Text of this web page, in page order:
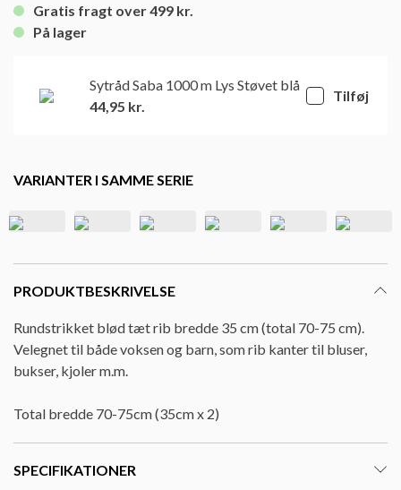
Gratis fragt over 499 kr.
På lager
Sytråd Saba 1000 m Lys Støvet blå
44,95 kr.
Tilføj
VARIANTER I SAMME SERIE
PRODUKTBESKRIVELSE
Rundstrikket blød tæt rib bredde 35 cm (total 70-75 cm).
Velegnet til både voksen og barn, som rib kanter til bluser,
bukser, kjoler m.m.
Total bredde 70-75cm (35cm x 2)
SPECIFIKATIONER